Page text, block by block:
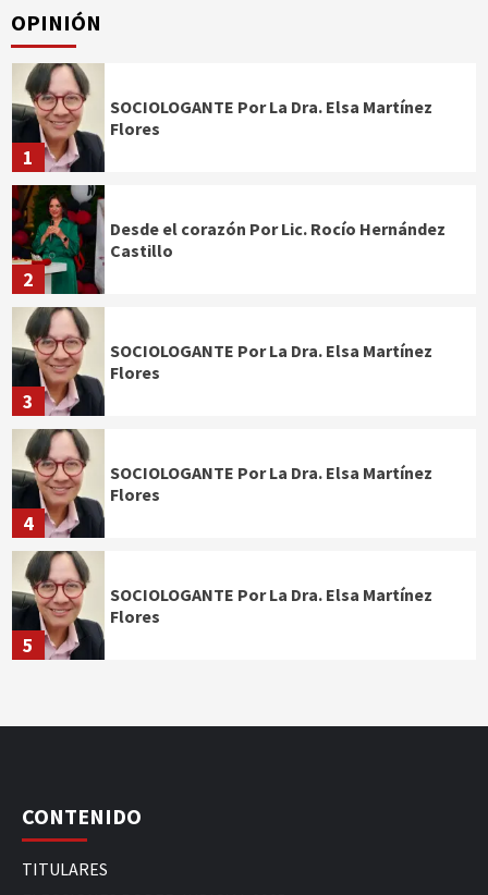
OPINIÓN
1
SOCIOLOGANTE Por La Dra. Elsa Martínez
Flores
2
Desde el corazón Por Lic. Rocío Hernández
Castillo
3
SOCIOLOGANTE Por La Dra. Elsa Martínez
Flores
4
SOCIOLOGANTE Por La Dra. Elsa Martínez
Flores
5
SOCIOLOGANTE Por La Dra. Elsa Martínez
Flores
CONTENIDO
TITULARES